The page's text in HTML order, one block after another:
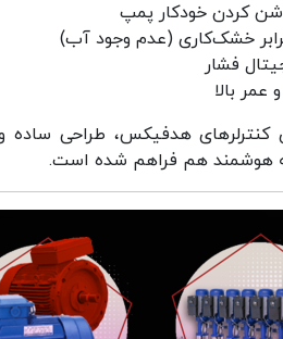
کردن خودکار پمپ
خشک‌کاری (عدم وجود آب)
فشار
بالا
کنترلرهای هدفیکس، طراحی
هوشمند هم فراهم شده است.